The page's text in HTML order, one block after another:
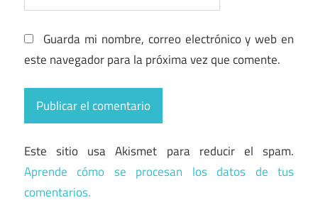
Guarda mi nombre, correo electrónico y web en
este navegador para la próxima vez que comente.
Este sitio usa Akismet para reducir el spam.
Aprende cómo se procesan los datos de tus
comentarios.